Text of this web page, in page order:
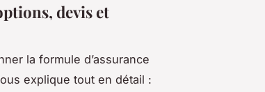
devis et
la formule d’assurance
explique tout en détail :